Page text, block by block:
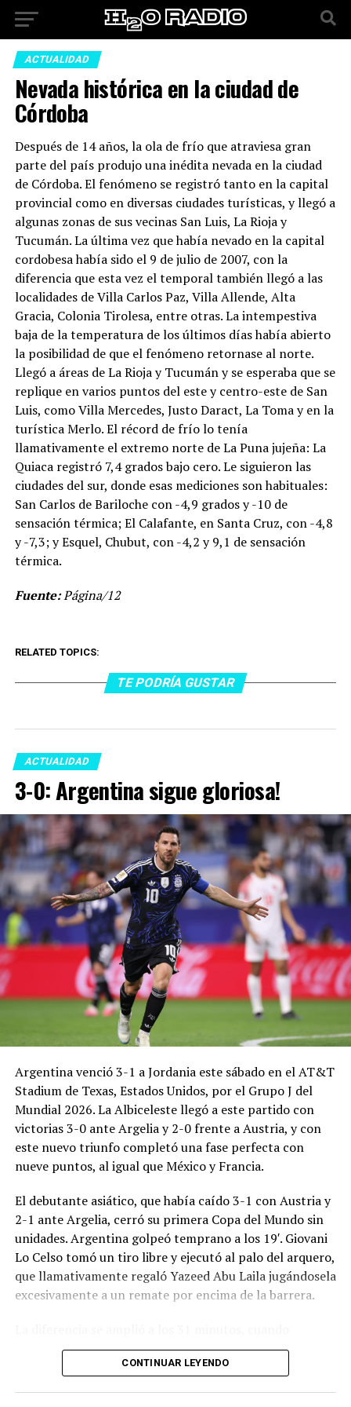
ACTUALIDAD
Nevada histórica en la ciudad de
Córdoba
Después de 14 años, la ola de frío que atraviesa gran
parte del país produjo una inédita nevada en la ciudad
de Córdoba. El fenómeno se registró tanto en la capital
provincial como en diversas ciudades turísticas, y llegó a
algunas zonas de sus vecinas San Luis, La Rioja y
Tucumán. La última vez que había nevado en la capital
cordobesa había sido el 9 de julio de 2007, con la
diferencia que esta vez el temporal también llegó a las
localidades de Villa Carlos Paz, Villa Allende, Alta
Gracia, Colonia Tirolesa, entre otras. La intempestiva
baja de la temperatura de los últimos días había abierto
la posibilidad de que el fenómeno retornase al norte.
Llegó a áreas de La Rioja y Tucumán y se esperaba que se
replique en varios puntos del este y centro-este de San
Luis, como Villa Mercedes, Justo Daract, La Toma y en la
turística Merlo. El récord de frío lo tenía
llamativamente el extremo norte de La Puna jujeña: La
Quiaca registró 7,4 grados bajo cero. Le siguieron las
ciudades del sur, donde esas mediciones son habituales:
San Carlos de Bariloche con -4,9 grados y -10 de
sensación térmica; El Calafante, en Santa Cruz, con -4,8
y -7,3; y Esquel, Chubut, con -4,2 y 9,1 de sensación
térmica.
Fuente:Página/12
RELATED TOPICS:
TE PODRÍA GUSTAR
ACTUALIDAD
3-0: Argentina sigue gloriosa!
Argentina venció 3-1 a Jordania este sábado en el AT&T
Stadium de Texas, Estados Unidos, por el Grupo J del
Mundial 2026. La Albiceleste llegó a este partido con
victorias 3-0 ante Argelia y 2-0 frente a Austria, y con
este nuevo triunfo completó una fase perfecta con
nueve puntos, al igual que México y Francia.
El debutante asiático, que había caído 3-1 con Austria y
2-1 ante Argelia, cerró su primera Copa del Mundo sin
unidades. Argentina golpeó temprano a los 19′. Giovani
Lo Celso tomó un tiro libre y ejecutó al palo del arquero,
que llamativamente regaló Yazeed Abu Laila jugándosela
excesivamente a un remate por encima de la barrera.
Lautaro Martínez convirtió de penal el 2-0. El Toro
anotó su primer gol en Copas del Mundo, tras no
CONTINUAR LEYENDO